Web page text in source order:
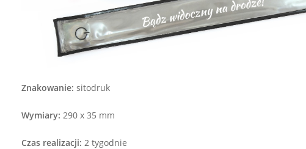
Znakowanie: sitodruk
Wymiary: 290 x 35 mm
Czas realizacji: 2 tygodnie